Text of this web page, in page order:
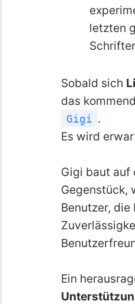
letzten
Sobald sich
das
Gigi .
Es wird
Gigi baut auf
Gegenstück,
Benutzer,
Ein